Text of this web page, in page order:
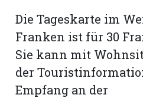
Die Tageskarte im
Franken ist für 30
Sie kann mit
der
Empfang an der